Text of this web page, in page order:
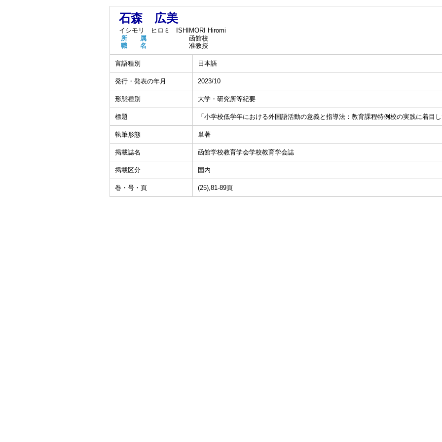
石森 広美
イシモリ ヒロミ
ISHIMORI Hiromi
所 属
函館校
職 名
准教授
言語種別 日本語
発行・発表の年月 2023/10
形態種別 大学・研究所等紀要
標題 「小学校低学年における外国語活動の意義と指導法：教育課程特例校の実践に着目
執筆形態 単著
掲載誌名 函館学校教育学会学校教育学会誌
掲載区分 国内
巻・号・頁 (25),81-89頁